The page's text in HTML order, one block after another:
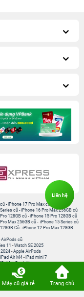
-iPhone 17 Pro Max cũ
cũ - iPhone 16 Pro Max 256GB cũ
128GB cũ -iPhone 15 Pro 128GB cũ
Max 256GB cũ - iPhone 15 Series cũ
Cũ -iPhone 12 Pro Max 128GB
AirPods cũ
11 -Watch SE 2025
-Apple AirPods
iPad Air M4 -iPad mini 7
-MacBook Neo
Máy cũ giá rẻ Trang chủ
Liên hệ